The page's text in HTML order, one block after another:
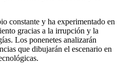
constante y ha experimentado en
gracias a la irrupción y la
Los ponenetes analizarán
que dibujarán el escenario en